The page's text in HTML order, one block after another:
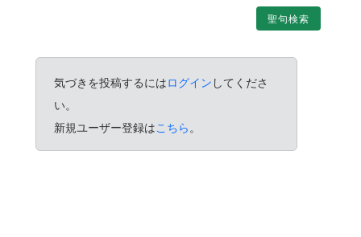
聖句検索
気づきを投稿するにはログイン してくださ
い。
新規ユーザー登録はこちら 。